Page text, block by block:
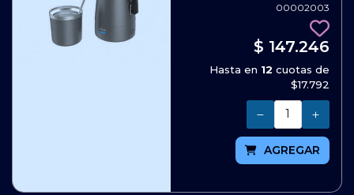
00002003
$ 147.246
Hasta en 12 cuotas de
$17.792
Cantidad
AGREGAR